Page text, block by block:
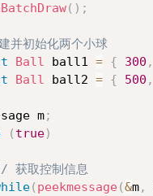
( ) ;
初始化两个小球
Ball ball1 = { 300 ,
Ball ball2 = { 500 ,
m
;
( true)
获取控制信息
( peekmessage(&m,